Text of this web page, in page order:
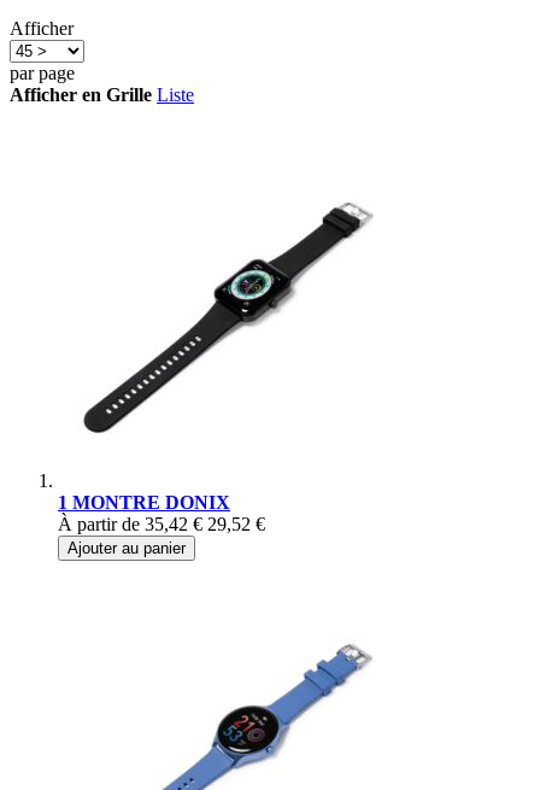
Afficher
par page
Afficher en Grille Liste
1 MONTRE DONIX
À partir de 35,42 € 29,52 €
Ajouter au panier